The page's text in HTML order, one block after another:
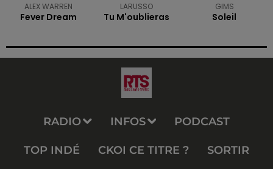
ALEX WARREN
Fever Dream
LARUSSO
Tu M'oublieras
GIMS
Soleil
RADIO INFOS PODCAST
TOP INDÉ CKOI CE TITRE ? SORTIR